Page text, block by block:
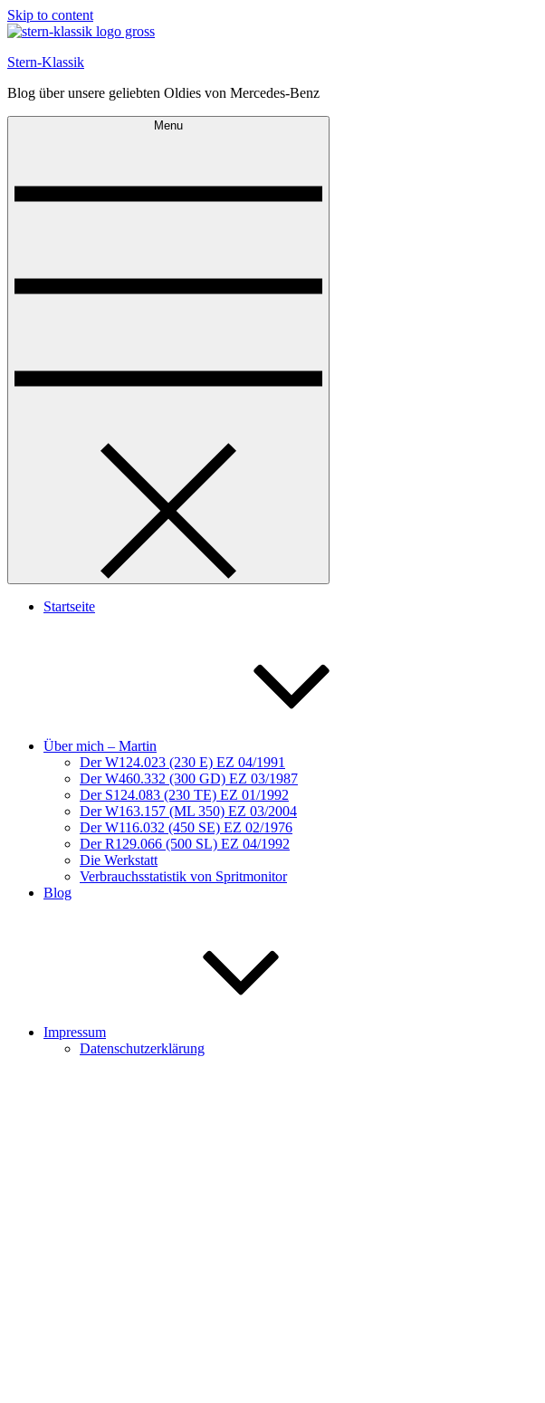
Skip to content
Stern-Klassik
Blog über unsere geliebten Oldies von Mercedes-Benz
Menu
Startseite
Über mich – Martin
Der W124.023 (230 E) EZ 04/1991
Der W460.332 (300 GD) EZ 03/1987
Der S124.083 (230 TE) EZ 01/1992
Der W163.157 (ML 350) EZ 03/2004
Der W116.032 (450 SE) EZ 02/1976
Der R129.066 (500 SL) EZ 04/1992
Die Werkstatt
Verbrauchsstatistik von Spritmonitor
Blog
Impressum
Datenschutzerklärung